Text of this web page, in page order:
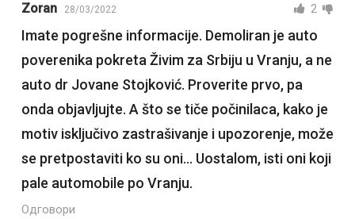
Zoran 28/03/2022 2
Imate pogrešne informacije. Demoliran je auto
poverenika pokreta Živim za Srbiju u Vranju, a ne
auto dr Jovane Stojković. Proverite prvo, pa
onda objavljujte. A što se tiče počinilaca, kako je
motiv isključivo zastrašivanje i upozorenje, može
se pretpostaviti ko su oni… Uostalom, isti oni koji
pale automobile po Vranju.
Одговори